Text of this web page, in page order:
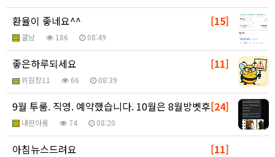
[15]
환율이 좋네요^^
쿨남 186 08:49
[11]
좋은하루되세요
위원장11 66 08:39
[24]
9월 투룸. 직영. 예약했습니다. 10월은 8월방벳후
내딴아롱 74 08:20
[11]
아침뉴스드려요